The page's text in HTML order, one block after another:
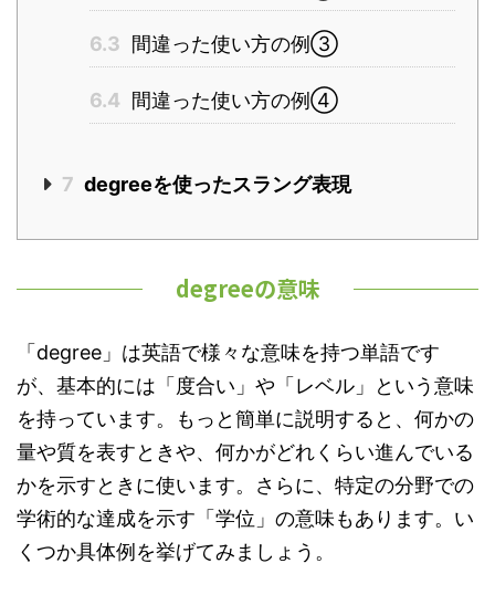
6.3 間違った使い方の例③
6.4 間違った使い方の例④
7 degreeを使ったスラング表現
degreeの意味
「degree」は英語で様々な意味を持つ単語です
が、基本的には「度合い」や「レベル」という意味
を持っています。もっと簡単に説明すると、何かの
量や質を表すときや、何かがどれくらい進んでいる
かを示すときに使います。さらに、特定の分野での
学術的な達成を示す「学位」の意味もあります。い
くつか具体例を挙げてみましょう。